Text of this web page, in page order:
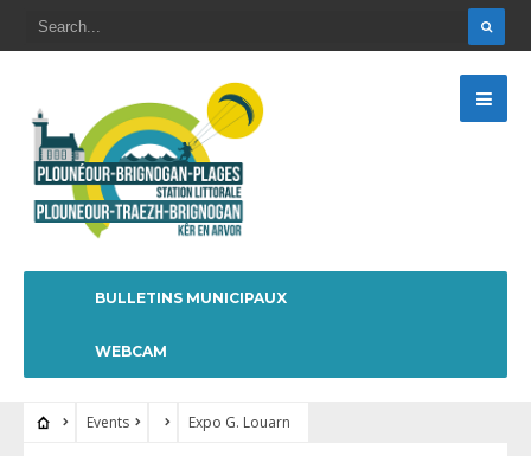
BULLETINS MUNICIPAUX
WEBCAM
Events Expo G. Louarn